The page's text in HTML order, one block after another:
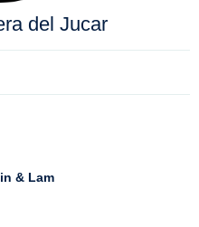
del Jucar
& Lam